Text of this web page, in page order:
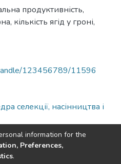
продуктивність,
кількість ягід у гроні,
123456789/11596
селекції, насінництва і
information for the
Preferences,
.